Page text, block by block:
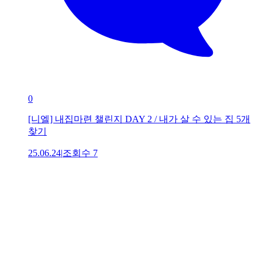
0
[니엘] 내집마련 챌린지 DAY 2 / 내가 살 수 있는 집 5개
찾기
25.06.24|조회수 7